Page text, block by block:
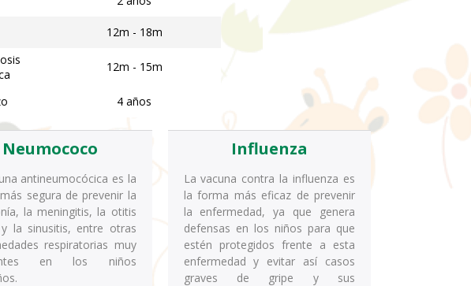
12m - 18m
12m - 15m
4 años
Neumococo
antineumocócica es la
segura de prevenir la
la meningitis, la otitis
la sinusitis, entre otras
respiratorias muy
en los niños
Influenza
La vacuna contra la influenza es
la forma más eficaz de prevenir
la enfermedad, ya que genera
defensas en los niños para que
estén protegidos frente a esta
enfermedad y evitar así casos
graves de gripe y sus